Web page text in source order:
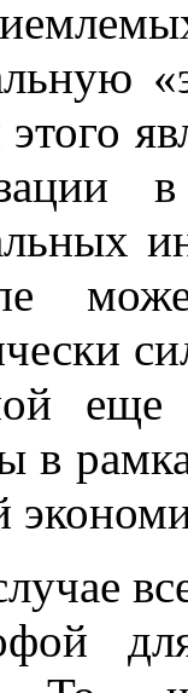
еще
в